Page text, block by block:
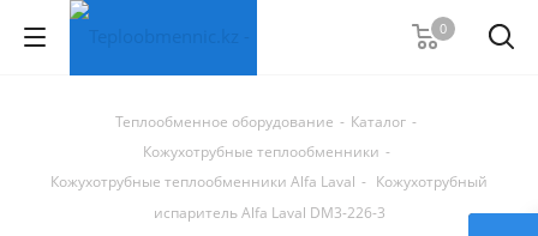
0
Теплообменное оборудование - Каталог -
Кожухотрубные теплообменники -
Кожухотрубные теплообменники Alfa Laval - Кожухотрубный
испаритель Alfa Laval DM3-226-3